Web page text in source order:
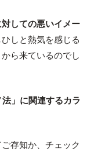
対しての悪いイメー
しと熱気を感じる
ら来ているのでし
」に関連するカラ
存知か、チェック